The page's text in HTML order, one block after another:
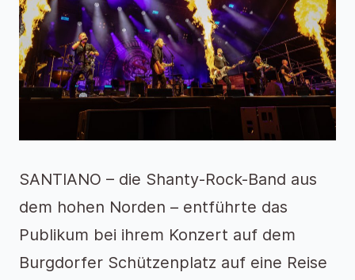
SANTIANO – die Shanty-Rock-Band aus
dem hohen Norden – entführte das
Publikum bei ihrem Konzert auf dem
Burgdorfer Schützenplatz auf eine Reise